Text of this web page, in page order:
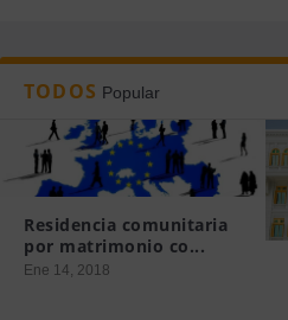
TODOS Popular
Residencia comunitaria
por matrimonio co...
Ene 14, 2018